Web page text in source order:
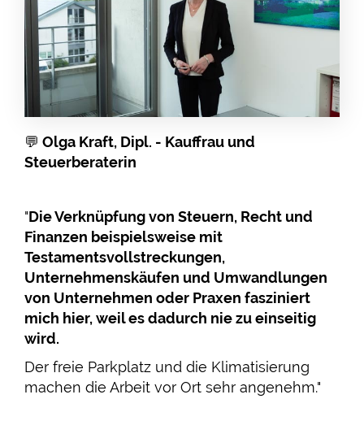
💬 Olga Kraft, Dipl. - Kauffrau und
Steuerberaterin
"Die Verknüpfung von Steuern, Recht und
Finanzen beispielsweise mit
Testamentsvollstreckungen,
Unternehmenskäufen und Umwandlungen
von Unternehmen oder Praxen fasziniert
mich hier, weil es dadurch nie zu einseitig
wird.
Der freie Parkplatz und die Klimatisierung
machen die Arbeit vor Ort sehr angenehm."